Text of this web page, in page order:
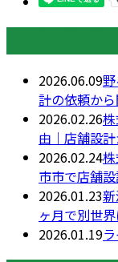
2026.06.09
計の依頼か
2026.02.26
由｜店舗設
2026.02.24
市市で店舗
2026.01.23
ヶ月で別世
2026.01.19